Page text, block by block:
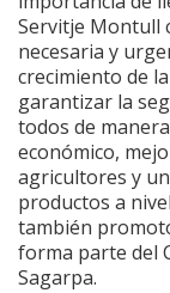
Servitje Montull
necesaria y
crecimiento de
garantizar la
todos de
económico,
agricultores y
productos a
también
forma parte del
Sagarpa.